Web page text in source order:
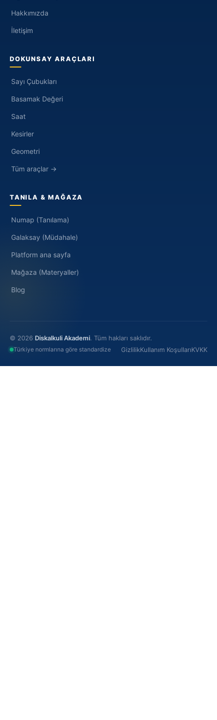
Hakkımızda
İletişim
DOKUNSAY ARAÇLARI
Sayı Çubukları
Basamak Değeri
Saat
Kesirler
Geometri
Tüm araçlar →
TANILA & MAĞAZA
Numap (Tanılama)
Galaksay (Müdahale)
Platform ana sayfa
Mağaza (Materyaller)
Blog
© 2026 Diskalkuli Akademi. Tüm hakları saklıdır.
Türkiye normlarına göre standardize GizlilikKullanım KoşullarıKVKK